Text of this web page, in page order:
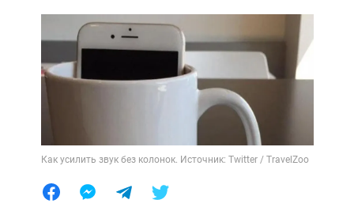
Как усилить звук без колонок. Источник: Twitter / TravelZoo